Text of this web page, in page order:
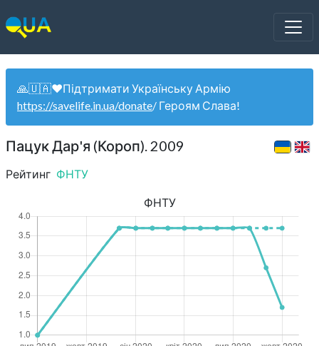
🙏🇺🇦❤️Підтримати Українську Армію
https://savelife.in.ua/donate/ Героям Слава!
Пацук Дар'я (Короп). 2009
Рейтинг ФНТУ
ФНТУ